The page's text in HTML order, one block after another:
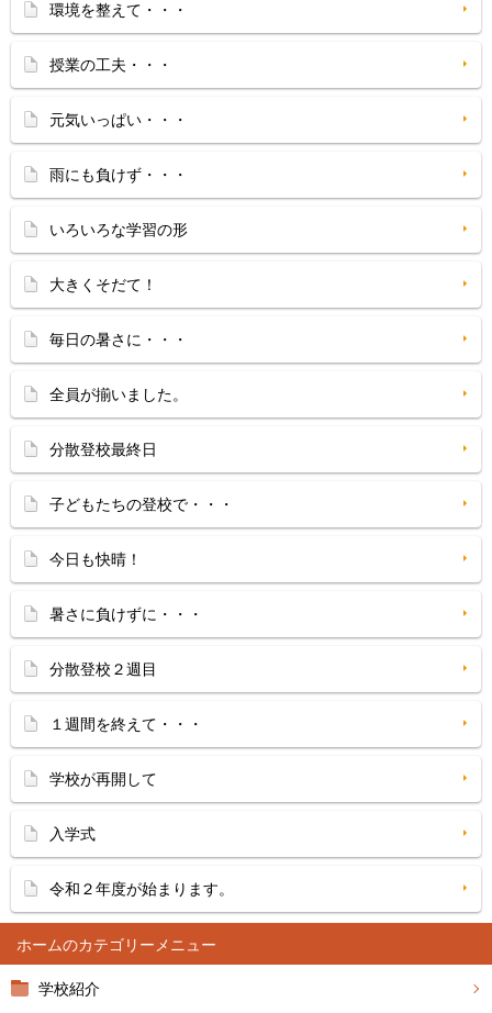
ホーム
学校紹介
環境を整えて・・・
授業の工夫・・・
元気いっぱい・・・
雨にも負けず・・・
いろいろな学習の形
大きくそだて！
毎日の暑さに・・・
全員が揃いました。
分散登校最終日
子どもたちの登校で・・・
今日も快晴！
暑さに負けずに・・・
分散登校２週目
１週間を終えて・・・
学校が再開して
入学式
令和２年度が始まります。